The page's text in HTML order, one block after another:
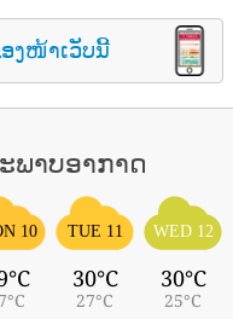
ງໜ້າເວັບນີ້
ພາບອາກາດ
10 TUE 11
30°C
27°C
WED 12
30°C
25°C